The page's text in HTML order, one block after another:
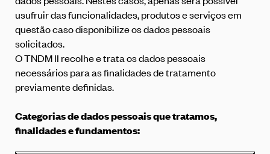
usufruir das funcionalidades, produtos e serviços em
questão caso disponibilize os dados pessoais
solicitados.
O TNDM II recolhe e trata os dados pessoais
necessários para as finalidades de tratamento
previamente definidas.
Categorias de dados pessoais que tratamos,
finalidades e fundamentos: